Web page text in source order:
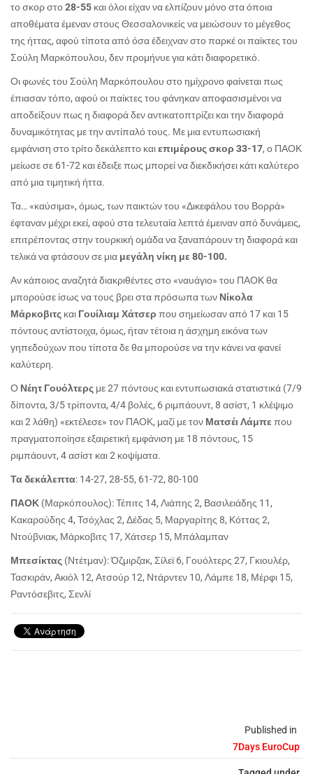
Published in
7Days EuroCup
το σκορ στο28-55 και όλοι είχαν να ελπίζουν μόνο στα όποια
αποθέματα έμεναν στους Θεσσαλονικείς να μειώσουν το μέγεθος
της ήττας, αφού τίποτα από όσα έδειχναν στο παρκέ οι παίκτες του
Σούλη Μαρκόπουλου, δεν προμήνυε για κάτι διαφορετικό.
Οι φωνές του Σούλη Μαρκόπουλου στο ημίχρονο φαίνεται πως
έπιασαν τόπο, αφού οι παίκτες του φάνηκαν αποφασισμένοι να
αποδείξουν πως η διαφορά δεν αντικατοπτρίζει και την διαφορά
δυναμικότητας με την αντίπαλό τους. Με μια εντυπωσιακή
εμφάνιση στο τρίτο δεκάλεπτο καιεπιμέρους σκορ 33-17, ο ΠΑΟΚ
μείωσε σε 61-72 και έδειξε πως μπορεί να διεκδικήσει κάτι καλύτερο
από μια τιμητική ήττα.
Τα… «καύσιμα», όμως, των παικτών του «Δικεφάλου του Βορρά»
έφταναν μέχρι εκεί, αφού στα τελευταία λεπτά έμειναν από δυνάμεις,
επιτρέποντας στην τουρκική ομάδα να ξαναπάρουν τη διαφορά και
τελικά να φτάσουν σε μια μεγάλη νίκη με 80-100.
Αν κάποιος αναζητά διακριθέντες στο «ναυάγιο» του ΠΑΟΚ θα
μπορούσε ίσως να τους βρει στα πρόσωπα των Νίκολα
Μάρκοβιτς και Γουίλιαμ Χάτσερ που σημείωσαν από 17 και 15
πόντους αντίστοιχα, όμως, ήταν τέτοια η άσχημη εικόνα των
γηπεδούχων που τίποτα δε θα μπορούσε να την κάνει να φανεί
καλύτερη.
Ο Νέητ Γουόλτερς με 27 πόντους και εντυπωσιακά στατιστικά (7/9
δίποντα, 3/5 τρίποντα, 4/4 βολές, 6 ριμπάουντ, 8 ασίστ, 1 κλέψιμο
και 2 λάθη) «εκτέλεσε» τον ΠΑΟΚ, μαζί με τον Ματσέι Λάμπε που
πραγματοποίησε εξαιρετική εμφάνιση με 18 πόντους, 15
ριμπάουντ, 4 ασίστ και 2 κοψίματα.
Τα δεκάλεπτα: 14-27, 28-55, 61-72, 80-100
ΠΑΟΚ (Μαρκόπουλος): Τέπιτς 14, Λιάπης 2, Βασιλειάδης 11,
Κακαρούδης 4, Τσόχλας 2, Δέδας 5, Μαργαρίτης 8, Κόττας 2,
Ντούβνιακ, Μάρκοβιτς 17, Χάτσερ 15, Μπάλαμπαν
Μπεσίκτας (Ντέτμαν): Όζμιρζακ, Σίλεϊ 6, Γουόλτερς 27, Γκιουλέρ,
Τασκιράν, Ακιόλ 12, Ατσούρ 12, Ντάρντεν 10, Λάμπε 18, Μέρφι 15,
Ραντόσεβιτς, Σενλί